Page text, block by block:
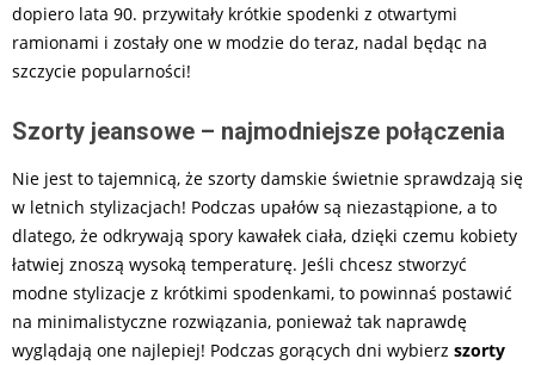
dopiero lata 90. przywitały krótkie spodenki z otwartymi
ramionami i zostały one w modzie do teraz, nadal będąc na
szczycie popularności!
Szorty jeansowe – najmodniejsze połączenia
Nie jest to tajemnicą, że szorty damskie świetnie sprawdzają się
w letnich stylizacjach! Podczas upałów są niezastąpione, a to
dlatego, że odkrywają spory kawałek ciała, dzięki czemu kobiety
łatwiej znoszą wysoką temperaturę. Jeśli chcesz stworzyć
modne stylizacje z krótkimi spodenkami, to powinnaś postawić
na minimalistyczne rozwiązania, ponieważ tak naprawdę
wyglądają one najlepiej! Podczas gorących dni wybierz szorty